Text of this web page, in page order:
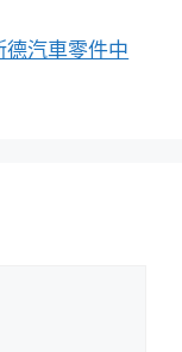
德汽車零件中